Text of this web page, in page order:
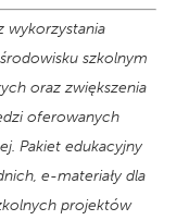
wykorzystania
szkolnym
oraz zwiększenia
oferowanych
Pakiet edukacyjny
e-materiały dla
projektów